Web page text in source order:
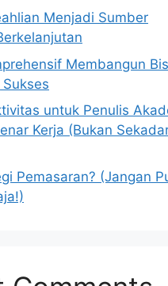
Menjadi Sumber
Membangun
untuk Penulis
Kerja (Bukan
Pemasaran? (Jangan